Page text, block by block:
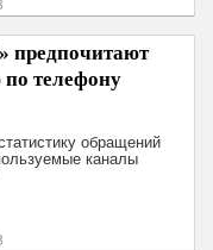
телефону
обращений
каналы